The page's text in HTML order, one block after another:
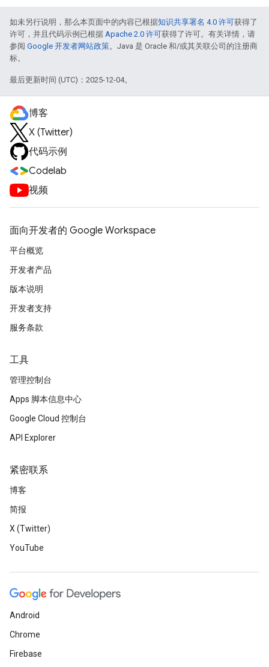
如未另行说明，那么本页面中的内容已根据知识共享署名 4.0 许可获得了
许可，并且代码示例已根据 Apache 2.0 许可获得了许可。有关详情，请
参阅 Google 开发者网站政策。Java 是 Oracle 和/或其关联公司的注册商
标。
最后更新时间 (UTC)：2025-12-04。
博客
X (Twitter)
代码示例
Codelab
视频
面向开发者的 Google Workspace
平台概览
开发者产品
版本说明
开发者支持
服务条款
工具
管理控制台
Apps 脚本信息中心
Google Cloud 控制台
API Explorer
紧密联系
博客
简报
X (Twitter)
YouTube
Android
Chrome
Firebase